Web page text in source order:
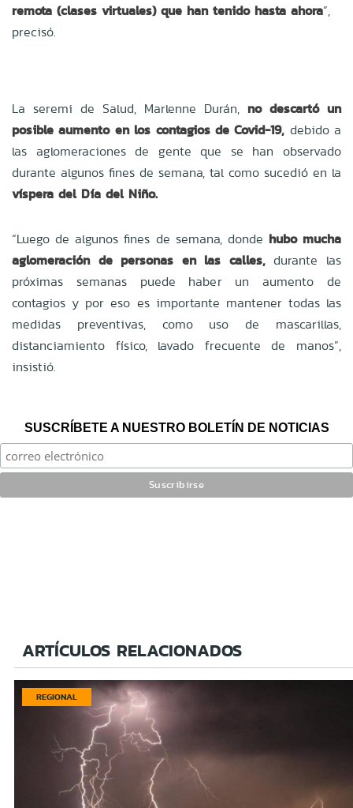
remota (clases virtuales) que han tenido hasta ahora”,
precisó.
La seremi de Salud, Marlenne Durán, no descartó un
posible aumento en los contagios de Covid-19, debido a
las aglomeraciones de gente que se han observado
durante algunos fines de semana, tal como sucedió en la
víspera del Día del Niño.
“Luego de algunos fines de semana, donde hubo mucha
aglomeración de personas en las calles,durante las
próximas semanas puede haber un aumento de
contagios y por eso es importante mantener todas las
medidas preventivas, como uso de mascarillas,
distanciamiento físico, lavado frecuente de manos”,
insistió.
SUSCRÍBETE A NUESTRO BOLETÍN DE NOTICIAS
ARTÍCULOS RELACIONADOS
REGIONAL